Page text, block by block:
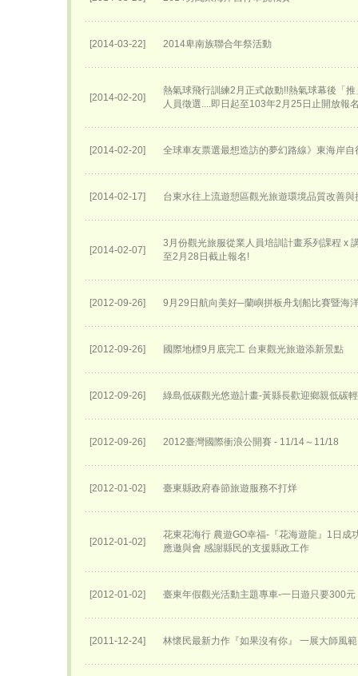
[2014-03-22] 2014卑南族聯合年祭活動
[2014-02-20]
熱氣球飛行訓練2月正式啟動!!熱氣球幕後「
人員徵選....即日起至103年2月25日止開放報
[2014-02-20] 全球車友票選最想造訪的夢幻路線》東海岸
[2014-02-17] 台東水往上流遊憩區觀光旅遊環境品質改善與
[2014-02-07]
3月份觀光旅服從業人員培訓計畫系列課程 x
至2月28日截止報名!
[2012-09-26] 9月29日航向美好─蘭嶼拼板舟划船比賽暨海
[2012-09-26] 國際地標9月底完工 台東觀光旅遊添新景點
[2012-09-26] 綠島低碳觀光悠遊計畫-黃縣長歡迎鄉親低碳
[2012-09-26] 2012臺灣國際衝浪公開賽 - 11/14～11/18
[2012-01-02] 臺東縣政府春節旅遊服務不打烊
[2012-01-02]
花東花海行 農遊GO幸福-『花海遊龍』1日成
應邀與會 感謝縣民的支援縣政工作
[2012-01-02] 臺東年假觀光活動主題專車-一日遊只要300元
[2011-12-24] 林懷民最新力作『如果沒有你』 一展大師風